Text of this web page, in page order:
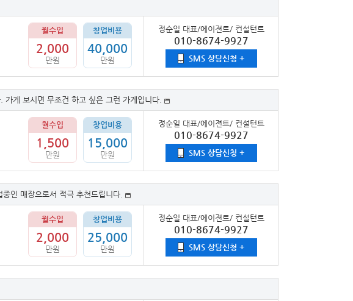
월수입
2,000
만원
창업비용
40,000
만원
정순일 대표/에이젼트/ 컨설턴트
010-8674-9927
SMS 상담신청 +
게 보시면 무조건 하고 싶은 그런 가게입니다.
월수입
1,500
만원
창업비용
15,000
만원
정순일 대표/에이젼트/ 컨설턴트
010-8674-9927
SMS 상담신청 +
인 매장으로서 적극 추천드립니다.
월수입
2,000
만원
창업비용
25,000
만원
정순일 대표/에이젼트/ 컨설턴트
010-8674-9927
SMS 상담신청 +